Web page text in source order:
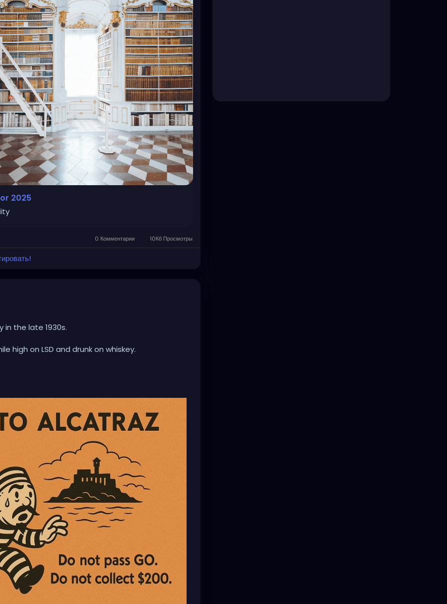
2025
0 Комментарии 10Кб Просмотры
in the late 1930s.
high on LSD and drunk on whiskey.
terrible Dune movie sequel?
in multiple countries?
the world finding out they were doing weird "Eyes
that is causing Cancer, Strokes and what will
due to Vaxxed Induced Infertility?
unrest due to Open Borders?
or EXTREME Facism?